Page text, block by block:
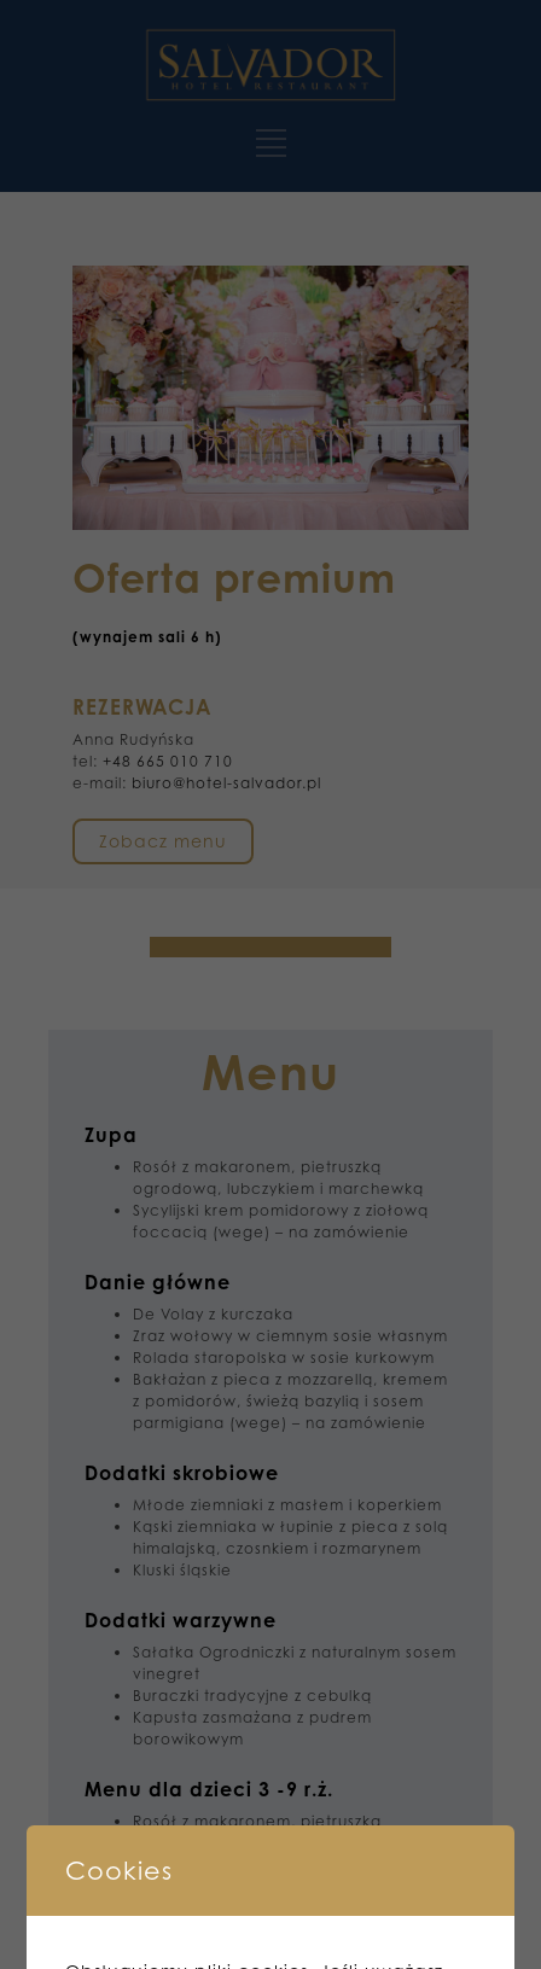
Oferta premium
(wynajem sali 6 h)
REZERWACJA
Anna Rudyńska
tel: +48 665 010 710
e-mail: biuro@hotel-salvador.pl
Zobacz menu
Menu
Zupa
Rosół z makaronem, pietruszką
ogrodową, lubczykiem i marchewką
Sycylijski krem pomidorowy z ziołową
foccacią (wege) – na zamówienie
Danie główne
De Volay z kurczaka
Zraz wołowy w ciemnym sosie własnym
Rolada staropolska w sosie kurkowym
Bakłażan z pieca z mozzarellą, kremem
z pomidorów, świeżą bazylią i sosem
parmigiana (wege) – na zamówienie
Dodatki skrobiowe
Młode ziemniaki z masłem i koperkiem
Kąski ziemniaka w łupinie z pieca z solą
himalajską, czosnkiem i rozmarynem
Kluski śląskie
Dodatki warzywne
Sałatka Ogrodniczki z naturalnym sosem
vinegret
Buraczki tradycyjne z cebulką
Kapusta zasmażana z pudrem
borowikowym
Menu dla dzieci 3 -9 r.ż.
Rosół z makaronem, pietruszką
Mini kotleciki drobiowe w chrupiącej
panierce , purée z ziemniaka lub frytki
Cookies